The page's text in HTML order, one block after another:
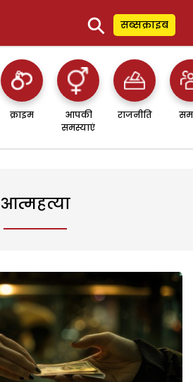
⚲ सब्सक्राइब
क्राइम
आपकी
समस्याएं
राजनीति
आत्महत्या